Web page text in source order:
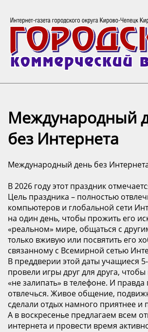
Международный
без Интернета
Международный день без
В 2026 году этот праздник
Цель праздника – полностью
компьютеров и глобальной сети
на один день, чтобы прожить его
«реальном» мире, общаться с
только вживую или посвятить его
связанному с Всемирной сетью
В преддверии этой даты учащиеся
провели игры друг для друга,
«не залипать» в телефоне. И
отвлечься. Живое общение,
сделали отдых намного приятнее и
А в воскресенье предлагаем всем
интернета и провести время